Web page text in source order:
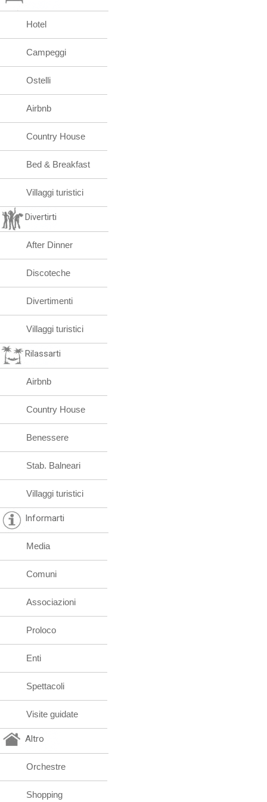
Hotel
Campeggi
Ostelli
Airbnb
Country House
Bed & Breakfast
Villaggi turistici
Divertirti
After Dinner
Discoteche
Divertimenti
Villaggi turistici
Rilassarti
Airbnb
Country House
Benessere
Stab. Balneari
Villaggi turistici
Informarti
Media
Comuni
Associazioni
Proloco
Enti
Spettacoli
Visite guidate
Altro
Orchestre
Shopping